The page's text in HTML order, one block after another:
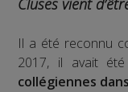
Cluses vient
Il a été reconnu
2017, il avait
collégiennes